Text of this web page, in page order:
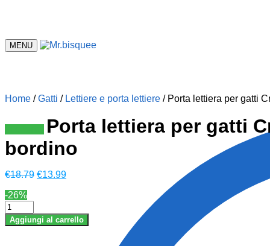
MENU
Home /Gatti / Lettiere e porta lettiere / Porta lettiera per gatti
Porta lettiera per gatti
bordino
€18.79 Il
€18.79.
€13.99Il
€13.99.
-26%
Porta
lettiera
per
Aggiungi al carrello